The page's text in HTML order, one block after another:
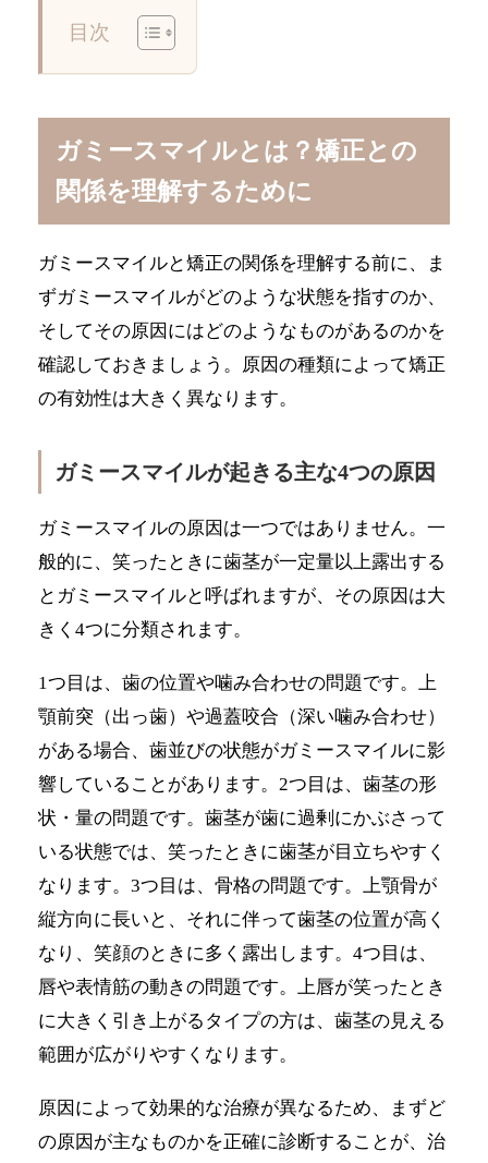
目次
ガミースマイルとは？矯正との
関係を理解するために
ガミースマイルと矯正の関係を理解する前に、ま
ずガミースマイルがどのような状態を指すのか、
そしてその原因にはどのようなものがあるのかを
確認しておきましょう。原因の種類によって矯正
の有効性は大きく異なります。
ガミースマイルが起きる主な4つの原因
ガミースマイルの原因は一つではありません。一
般的に、笑ったときに歯茎が一定量以上露出する
とガミースマイルと呼ばれますが、その原因は大
きく4つに分類されます。
1つ目は、歯の位置や噛み合わせの問題です。上
顎前突（出っ歯）や過蓋咬合（深い噛み合わせ）
がある場合、歯並びの状態がガミースマイルに影
響していることがあります。2つ目は、歯茎の形
状・量の問題です。歯茎が歯に過剰にかぶさって
いる状態では、笑ったときに歯茎が目立ちやすく
なります。3つ目は、骨格の問題です。上顎骨が
縦方向に長いと、それに伴って歯茎の位置が高く
なり、笑顔のときに多く露出します。4つ目は、
唇や表情筋の動きの問題です。上唇が笑ったとき
に大きく引き上がるタイプの方は、歯茎の見える
範囲が広がりやすくなります。
原因によって効果的な治療が異なるため、まずど
の原因が主なものかを正確に診断することが、治